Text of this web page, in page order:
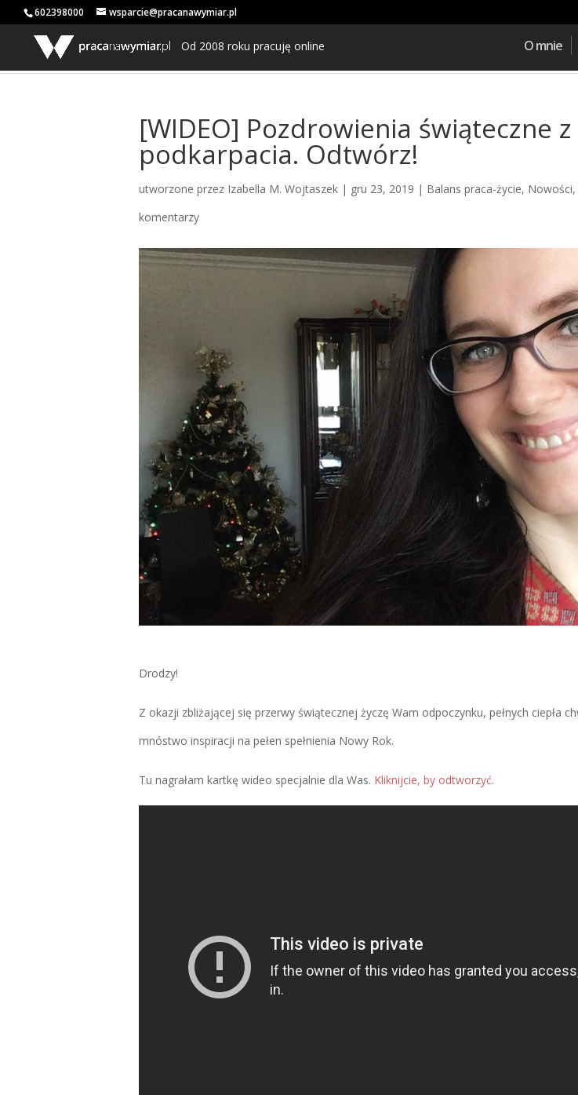
602398000 wsparcie@pracanawymiar.pl
Od 2008 roku pracuję online O mnie
[WIDEO] Pozdrowienia świąteczne z
podkarpacia. Odtwórz!
utworzone przez Izabella M. Wojtaszek| gru 23, 2019 | Balans praca-życie, Nowości,
komentarzy
Drodzy!
Z okazji zbliżającej się przerwy świątecznej życzę Wam odpoczynku, pełnych ciepła
mnóstwo inspiracji na pełen spełnienia Nowy Rok.
Tu nagrałam kartkę wideo specjalnie dla Was. Kliknijcie, by odtworzyć.